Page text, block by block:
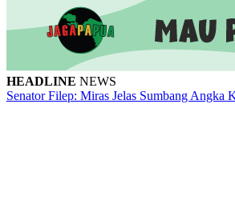
HEADLINE NEWS
Senator Filep: Miras Jelas Sumbang Angka